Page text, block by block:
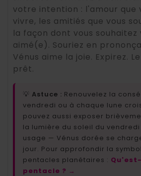
votre intention : l'amour que
vivre, les amitiés que vous
la façon dont vous souhaitez
aimé(e). Souriez en
Vénus aime la joie. Expirez.
prêt.
💡 Astuce : Renouvelez la
vendredi ou à chaque lune
pouvez aussi exposer
la lumière du soleil du
usage — Vénus dorée se
jour. Pour approfondir la
pentacles planétaires :
pentacle ? →